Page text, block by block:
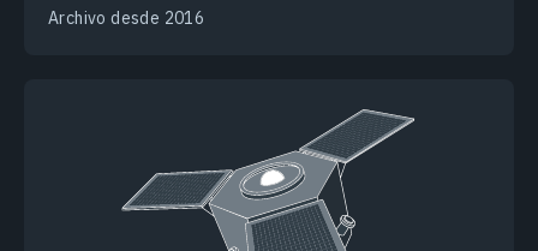
Archivo desde 2016